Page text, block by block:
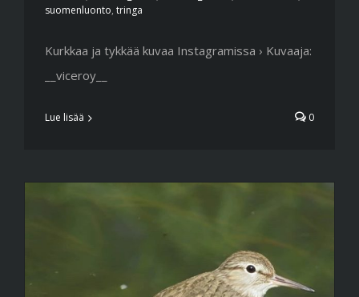
suomenluonto, tringa
Kurkkaa ja tykkää kuvaa Instagramissa › Kuvaaja:
__viceroy__
Lue lisää 0